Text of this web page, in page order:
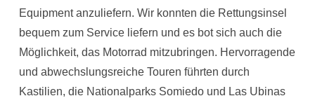
Equipment anzuliefern. Wir konnten die Rettungsinsel
bequem zum Service liefern und es bot sich auch die
Möglichkeit, das Motorrad mitzubringen. Hervorragende
und abwechslungsreiche Touren führten durch
Kastilien, die Nationalparks Somiedo und Las Ubinas